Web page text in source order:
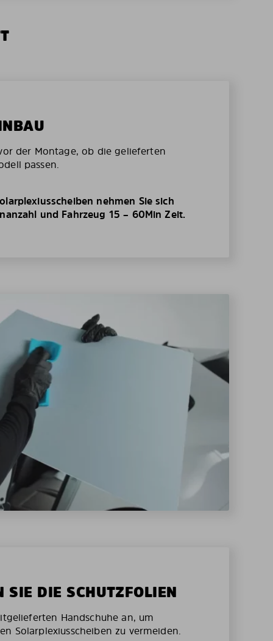
der Montage, ob die gelieferten
passen.
nehmen Sie sich
und Fahrzeug 15 – 60Min Zeit.
SIE DIE SCHUTZFOLIEN
Handschuhe an, um
Solarplexiusscheiben zu vermeiden.